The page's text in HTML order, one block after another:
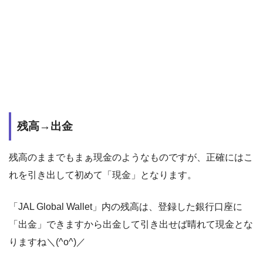
残高→出金
残高のままでもまぁ現金のようなものですが、正確にはこ
れを引き出して初めて「現金」となります。
「JAL Global Wallet」内の残高は、登録した銀行口座に
「出金」できますから出金して引き出せば晴れて現金とな
りますね＼(^o^)／